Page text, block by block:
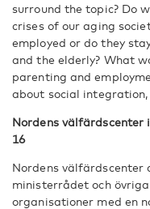
surround the topic? Do
crises of our aging
employed or do they
and the elderly? What
parenting and
about social
Nordens välfärdscenter
16
Nordens välfärdscenter
ministerrådet och
organisationer med en